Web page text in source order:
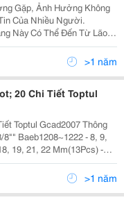
Gặp, Ảnh Hưởng Không
Của Nhiều Người.
Này Có Thể Đến Từ Lão
Từ Các Yếu Tố Môi
Mí, Nhiều Người Tìm Đến
>1 năm
20 Chi Tiết Toptul
Gcad2007 Thông
8"" Baeb1208~1222 - 8, 9,
19, 21, 22 Mm(13Pcs) -
1206 3" &Amp; 6" (L) (2
>1 năm